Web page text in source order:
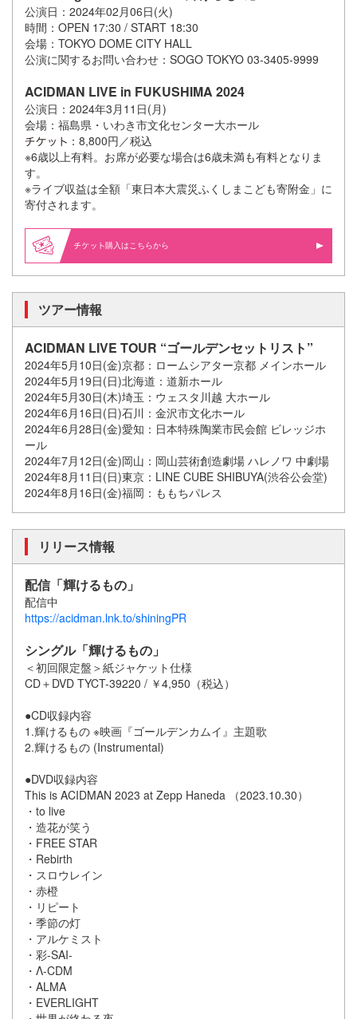
公演日：2024年02月06日(火)
時間：OPEN 17:30 / START 18:30
会場：TOKYO DOME CITY HALL
公演に関するお問い合わせ：SOGO TOKYO 03-3405-9999
ACIDMAN LIVE in FUKUSHIMA 2024
公演日：2024年3月11日(月)
会場：福島県・いわき市文化センター大ホール
：8,800円／税込
※6歳以上有料。お席が必要な場合は6歳未満も有料となりま
す。
※ライブ収益は全額「東日本大震災ふくしまこども寄附金」に
寄付されます。
購入はこちらから
ツアー情報
ACIDMAN LIVE TOUR “ゴールデンセットリスト”
2024年5月10日(金)京都：ロームシアター京都 メインホール
2024年5月19日(日)北海道：道新ホール
2024年5月30日(木)埼玉：ウェスタ川越 大ホール
2024年6月16日(日)石川：金沢市文化ホール
2024年6月28日(金)愛知：日本特殊陶業市民会館 ビレッジホ
ール
2024年7月12日(金)岡山：岡山芸術創造劇場 ハレノワ 中劇場
2024年8月11日(日)東京：LINE CUBE SHIBUYA(渋谷公会堂)
2024年8月16日(金)福岡：ももちパレス
リリース情報
配信「輝けるもの」
配信中
https://acidman.lnk.to/shiningPR
シングル「輝けるもの」
＜初回限定盤＞紙ジャケット仕様
CD＋DVD TYCT-39220 / ￥4,950（税込）
●CD収録内容
1.輝けるもの ※映画『ゴールデンカムイ』主題歌
2.輝けるもの (Instrumental)
●DVD収録内容
This is ACIDMAN 2023 at Zepp Haneda （2023.10.30）
・to live
・造花が笑う
・FREE STAR
・Rebirth
・スロウレイン
・赤橙
・リピート
・季節の灯
・アルケミスト
・彩-SAI-
・Λ-CDM
・ALMA
・EVERLIGHT